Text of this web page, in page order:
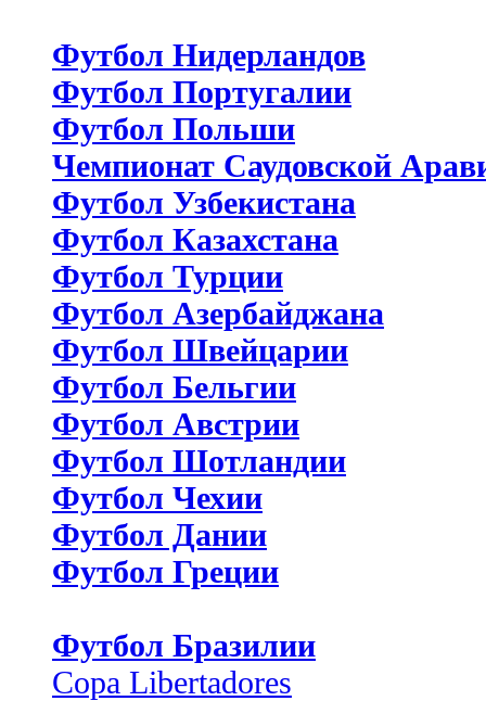
Футбол Нидерландов
Футбол Португалии
Футбол Польши
Чемпионат Саудовской
Футбол Узбекистана
Футбол Казахстана
Футбол Турции
Футбол Азербайджана
Футбол Швейцарии
Футбол Бельгии
Футбол Австрии
Футбол Шотландии
Футбол Чехии
Футбол Дании
Футбол Греции
Футбол Бразилии
Copa Libertadores